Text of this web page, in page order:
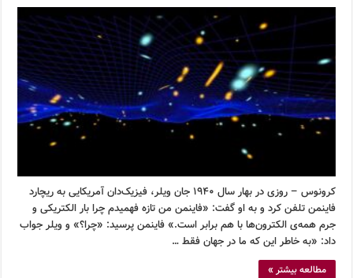
کرونوس – روزی در بهار سال ۱۹۴۰ جان ویلر، فیزیک‌دان آمریکایی به ریچارد
فاینمن تلفن کرد و به او گفت: «فاینمن من تازه فهمیدم چرا بار الکتریکی و
جرم همه‌ی الکترون‌ها با هم برابر است.» فاینمن پرسید: «چرا؟» و ویلر جواب
داد: «به خاطر این که ما در جهان فقط …
مطالعه بیشتر »